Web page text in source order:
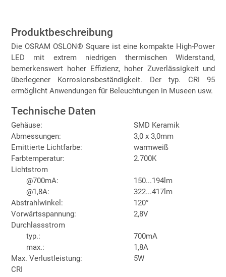
Produktbeschreibung
Die OSRAM OSLON® Square ist eine kompakte High-Power
LED mit extrem niedrigen thermischen Widerstand,
bemerkenswert hoher Effizienz, hoher Zuverlässigkeit und
überlegener Korrosionsbeständigkeit. Der typ. CRI 95
ermöglicht Anwendungen für Beleuchtungen in Museen usw.
Technische Daten
Gehäuse:
SMD Keramik
Abmessungen:
3,0 x 3,0mm
Emittierte Lichtfarbe:
warmweiß
Farbtemperatur:
2.700K
Lichtstrom
@700mA:
150...194lm
@1,8A:
322...417lm
Abstrahlwinkel:
120°
Vorwärtsspannung:
2,8V
Durchlassstrom
typ.:
700mA
max.:
1,8A
Max. Verlustleistung:
5W
CRI